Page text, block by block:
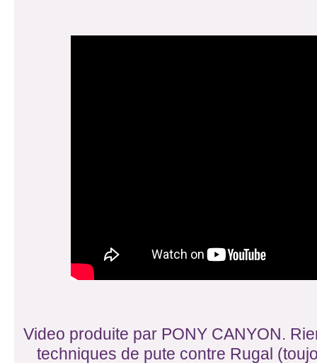
Video produite par PONY CANYON.
techniques de pute contre Rugal